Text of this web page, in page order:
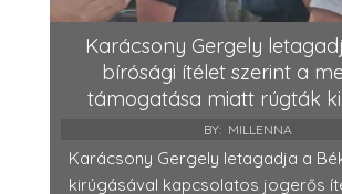
Karácsony Gergely
bírósági ítélet szerint a
támogatása miatt rúgták
BY: MILLENNA
Karácsony Gergely letagadja a
kirúgásával kapcsolatos jogerős